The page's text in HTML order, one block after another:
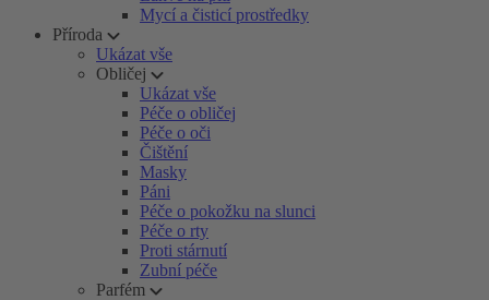
Mycí a čisticí prostředky
Příroda
Ukázat vše
Obličej
Ukázat vše
Péče o obličej
Péče o oči
Čištění
Masky
Páni
Péče o pokožku na slunci
Péče o rty
Proti stárnutí
Zubní péče
Parfém